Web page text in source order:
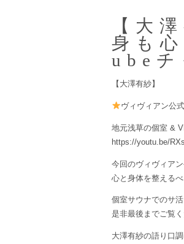
【大
身も
ubeチ
【大澤有紗】
ヴィヴィアン公
地元浅草の個室 &
https://youtu.be/
今回のヴィヴィア
心と身体を整える
個室サウナでのサ
是非最後までご覧
大澤有紗の語り口